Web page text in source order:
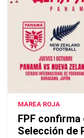
MAREA ROJA
FPF
Selección de